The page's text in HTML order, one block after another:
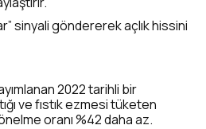
sinyali göndererek açlık hissini
2022 tarihli bir
ve fıstık ezmesi tüketen
oranı %42 daha az.